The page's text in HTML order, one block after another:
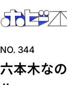
NO. 344
六本木な